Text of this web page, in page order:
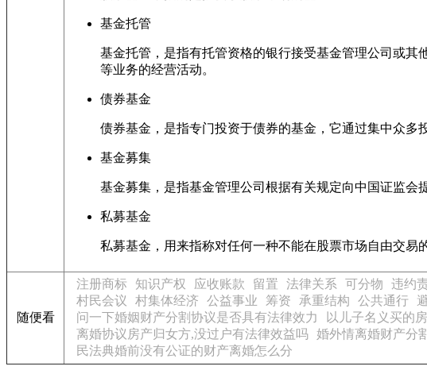
基金托管
基金托管，是指有托管资格的银行接受基金管理公司或
等业务的经营活动。
债券基金
债券基金，是指专门投资于债券的基金，它通过集中众多
基金募集
基金募集，是指基金管理公司根据有关规定向中国证监会
私募基金
私募基金，用来指称对任何一种不能在股票市场自由交易
随便看
注册商标 知识产权 应收账款 留置 法律关系 可分物 违约
村民会议
村集体经济 公益事业 筹资 承重结构 公共通行
问一下婚姻财产分割协议是否具有法律效力
以儿子名义买的
离婚协议房产归女方,没过户有法律效益吗 婚外情离婚财产分
民法典婚前没有公证的财产离婚怎么分